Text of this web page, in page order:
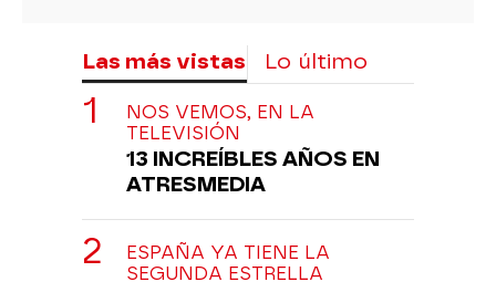
Las más vistas Lo último
NOS VEMOS, EN LA
TELEVISIÓN
13 INCREÍBLES AÑOS EN
ATRESMEDIA
ESPAÑA YA TIENE LA
SEGUNDA ESTRELLA